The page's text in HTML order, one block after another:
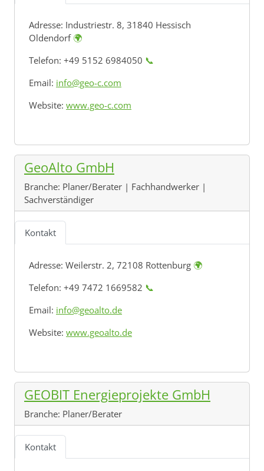
Adresse: Industriestr. 8, 31840 Hessisch
Oldendorf 🌍
Telefon: +49 5152 6984050 📞
Email: info@geo-c.com
Website: www.geo-c.com
GeoAlto GmbH
Branche: Planer/Berater | Fachhandwerker |
Sachverständiger
Kontakt
Adresse: Weilerstr. 2, 72108 Rottenburg 🌍
Telefon: +49 7472 1669582 📞
Email: info@geoalto.de
Website: www.geoalto.de
GEOBIT Energieprojekte GmbH
Branche: Planer/Berater
Kontakt